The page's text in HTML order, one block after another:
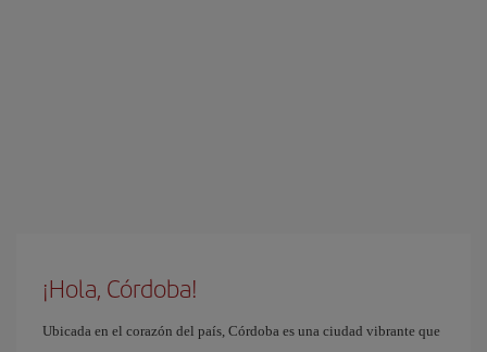
¡Hola, Córdoba!
Ubicada en el corazón del país, Córdoba es una ciudad vibrante que